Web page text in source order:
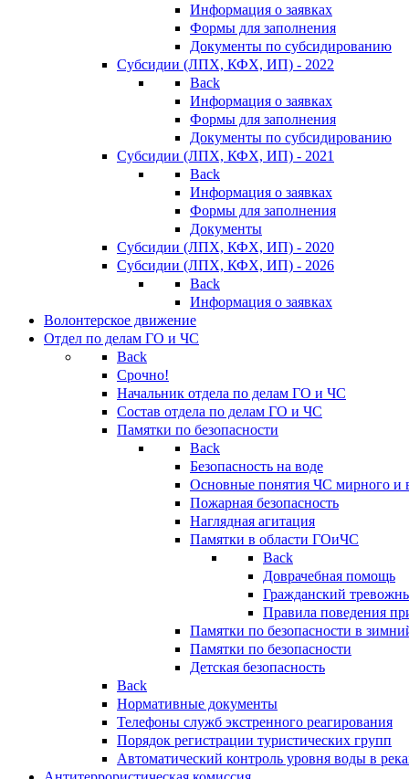
Информация о заявках
Формы для заполнения
Документы по субсидированию
Субсидии (ЛПХ, КФХ, ИП) - 2022
Back
Информация о заявках
Формы для заполнения
Документы по субсидированию
Субсидии (ЛПХ, КФХ, ИП) - 2021
Back
Информация о заявках
Формы для заполнения
Документы
Субсидии (ЛПХ, КФХ, ИП) - 2020
Субсидии (ЛПХ, КФХ, ИП) - 2026
Back
Информация о заявках
Волонтерское движение
Отдел по делам ГО и ЧС
Back
Срочно!
Начальник отдела по делам ГО и ЧС
Состав отдела по делам ГО и ЧС
Памятки по безопасности
Back
Безопасность на воде
Основные понятия ЧС мирного и
Пожарная безопасность
Наглядная агитация
Памятки в области ГОиЧС
Back
Доврачебная помощь
Гражданский
Правила поведения
Памятки по безопасности в
Памятки по безопасности
Детская безопасность
Back
Нормативные документы
Телефоны служб экстренного реагирования
Порядок регистрации туристических групп
Автоматический контроль уровня воды в